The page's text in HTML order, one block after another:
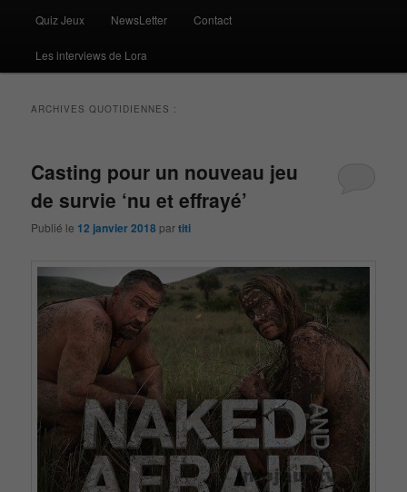
Quiz Jeux NewsLetter Contact
Les interviews de Lora
ARCHIVES QUOTIDIENNES :
Casting pour un nouveau jeu
de survie ‘nu et effrayé’
Publié le 12 janvier 2018 partiti